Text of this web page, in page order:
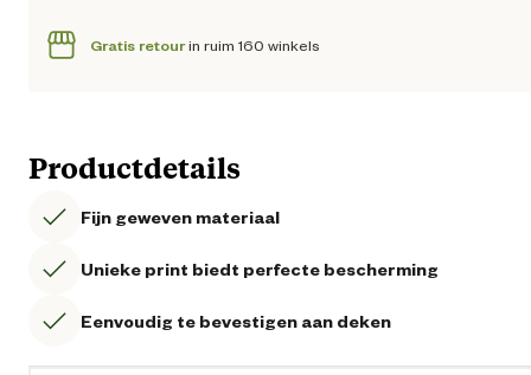
Gratis retourin ruim 160 winkels
Productdetails
Fijn geweven materiaal
Unieke print biedt perfecte bescherming
Eenvoudig te bevestigen aan deken